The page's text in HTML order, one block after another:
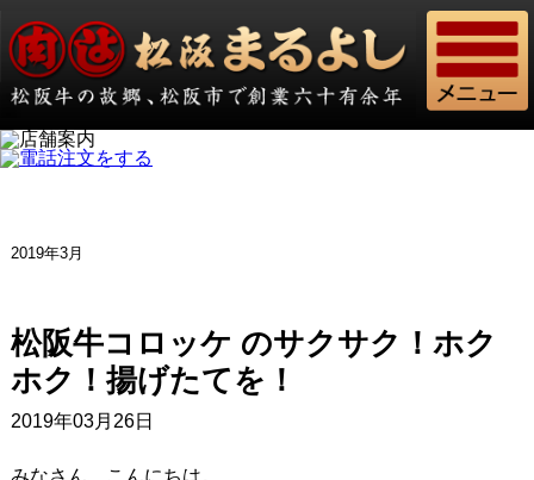
2019年3月
松阪牛コロッケ のサクサク！ホク
ホク！揚げたてを！
2019年03月26日
みなさん、こんにちは。